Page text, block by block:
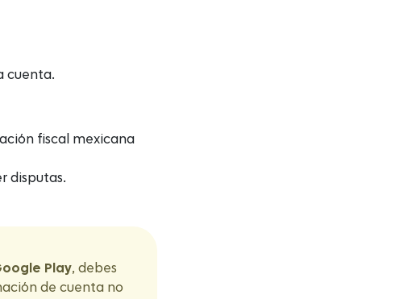
cuenta.
fiscal mexicana
disputas.
Play, debes
de cuenta no